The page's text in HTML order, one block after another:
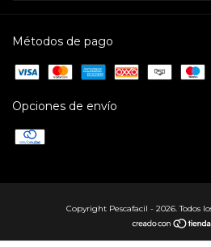
Métodos de pago
Opciones de envío
Copyright Pescafacil - 2026. Todos